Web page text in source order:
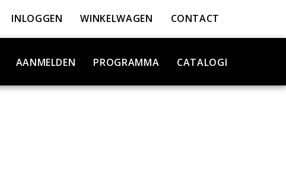
INLOGGEN WINKELWAGEN CONTACT
AANMELDEN PROGRAMMA CATALOGI